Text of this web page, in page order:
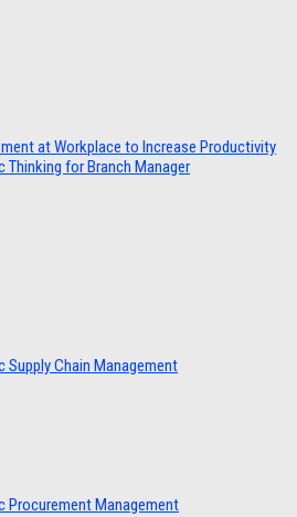
at Workplace to Increase Productivity
Thinking for Branch Manager
Supply Chain Management
Procurement Management